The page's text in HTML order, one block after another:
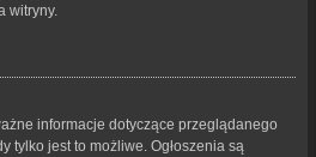
witryny.
informacje dotyczące przeglądanego
tylko jest to możliwe. Ogłoszenia są